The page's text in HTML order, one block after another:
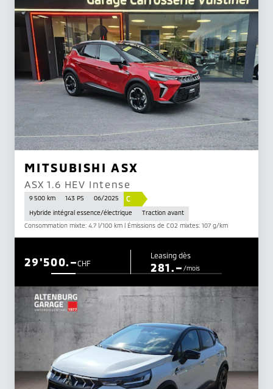
MITSUBISHI ASX
ASX 1.6 HEV Intense
9 500 km 143 PS 06/2025 C
Hybride intégral essence/électrique
Traction avant
Consommation mixte: 4.7 l/100 km | Émissions de CO2 mixtes: 107 g/km
CHF
29'500.– Leasing dès
281.– /mois